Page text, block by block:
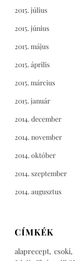
2015. július
2015. június
2015. május
2015. április
2015. március
2015. január
2014. december
2014. november
2014. október
2014. szeptember
2014. augusztus
CÍMKÉK
alaprecept csoki